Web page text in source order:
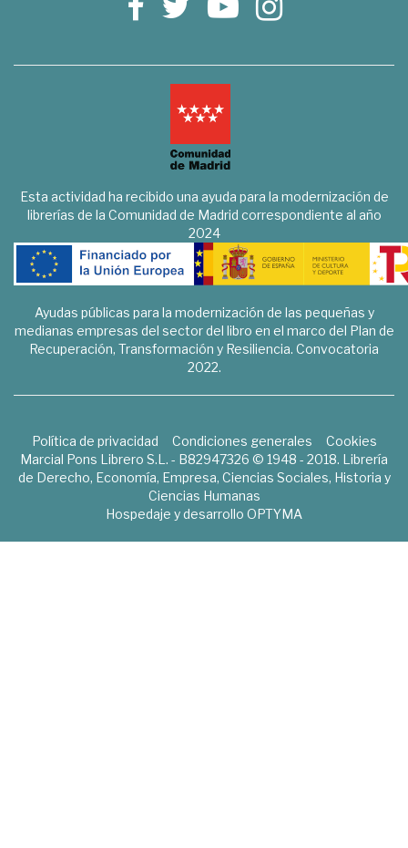
Esta actividad ha recibido una ayuda para la modernización de
librerías de la Comunidad de Madrid correspondiente al año
2024
Ayudas públicas para la modernización de las pequeñas y
medianas empresas del sector del libro en el marco del Plan de
Recuperación, Transformación y Resiliencia. Convocatoria
2022.
Política de privacidad Condiciones generales
Cookies
Marcial Pons Librero S.L. - B82947326 © 1948 - 2018. Librería
de Derecho, Economía, Empresa, Ciencias Sociales, Historia y
Ciencias Humanas
Hospedaje y desarrollo OPTYMA